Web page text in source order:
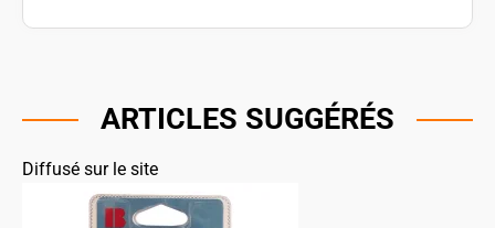
ARTICLES SUGGÉRÉS
Diffusé sur le site